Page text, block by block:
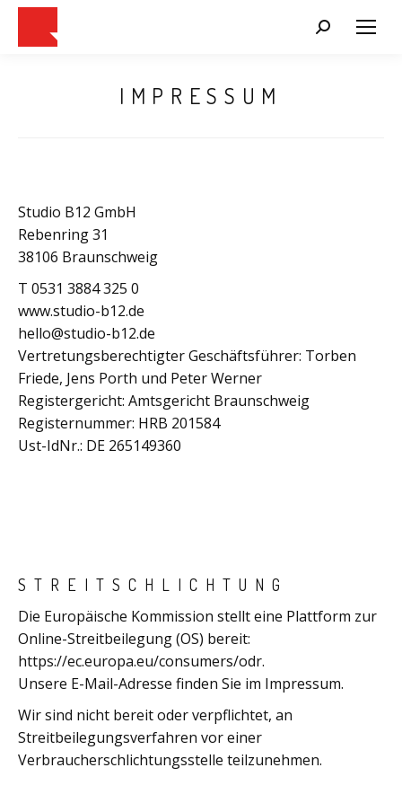
Search:
IMPRESSUM
Studio B12 GmbH
Rebenring 31
38106 Braunschweig
T 0531 3884 325 0
www.studio-b12.de
hello@studio-b12.de
Vertretungsberechtigter Geschäftsführer: Torben
Friede, Jens Porth und Peter Werner
Registergericht: Amtsgericht Braunschweig
Registernummer: HRB 201584
Ust-IdNr.: DE 265149360
STREITSCHLICHTUNG
Die Europäische Kommission stellt eine Plattform zur
Online-Streitbeilegung (OS) bereit:
https://ec.europa.eu/consumers/odr.
Unsere E-Mail-Adresse finden Sie im Impressum.
Wir sind nicht bereit oder verpflichtet, an
Streitbeilegungsverfahren vor einer
Verbraucherschlichtungsstelle teilzunehmen.